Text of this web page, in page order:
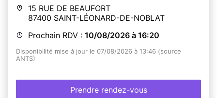
15 RUE DE BEAUFORT
87400 SAINT-LÉONARD-DE-NOBLAT
Prochain RDV : 10/08/2026 à 16:20
Disponibilité mise à jour le 07/08/2026 à 13:46 (source
ANTS)
Prendre rendez-vous